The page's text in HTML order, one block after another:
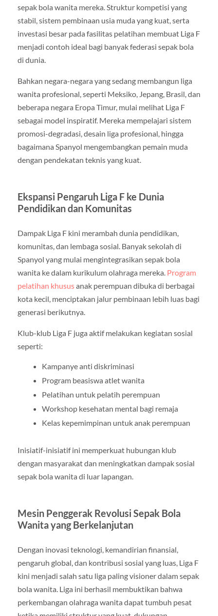
sepak bola wanita mereka. Struktur kompetisi yang
stabil, sistem pembinaan usia muda yang kuat, serta
investasi besar pada fasilitas pelatihan membuat Liga F
menjadi contoh ideal bagi banyak federasi sepak bola
di dunia.
Bahkan negara-negara yang sedang membangun liga
wanita profesional, seperti Meksiko, Jepang, Brasil, dan
beberapa negara Eropa Timur, mulai melihat Liga F
sebagai model inspiratif. Mereka mempelajari sistem
promosi-degradasi, desain liga profesional, hingga
bagaimana Spanyol mengembangkan pemain muda
dengan pendekatan teknis yang kuat.
Ekspansi Pengaruh Liga F ke Dunia
Pendidikan dan Komunitas
Dampak Liga F kini merambah dunia pendidikan,
komunitas, dan lembaga sosial. Banyak sekolah di
Spanyol yang mulai mengintegrasikan sepak bola
wanita ke dalam kurikulum olahraga mereka. Program
pelatihan khususanak perempuan dibuka di berbagai
kota kecil, menciptakan jalur pembinaan lebih luas bagi
generasi berikutnya.
Klub-klub Liga F juga aktif melakukan kegiatan sosial
seperti:
Kampanye anti diskriminasi
Program beasiswa atlet wanita
Pelatihan untuk pelatih perempuan
Workshop kesehatan mental bagi remaja
Kelas kepemimpinan untuk anak perempuan
Inisiatif-inisiatif ini memperkuat hubungan klub
dengan masyarakat dan meningkatkan dampak sosial
sepak bola wanita di luar lapangan.
Mesin Penggerak Revolusi Sepak Bola
Wanita yang Berkelanjutan
Dengan inovasi teknologi, kemandirian finansial,
pengaruh global, dan kontribusi sosial yang luas, Liga F
kini menjadi salah satu liga paling visioner dalam sepak
bola wanita. Liga ini berhasil membuktikan bahwa
perkembangan olahraga wanita dapat tumbuh pesat